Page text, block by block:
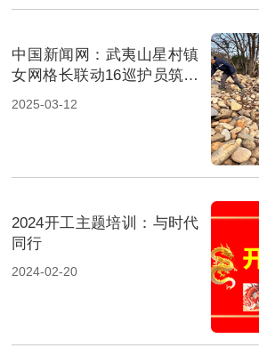
中国新闻网：武夷山星村镇
女网格长联动16巡护员筑牢
山水土地“防护网”
2025-03-12
2024开工主题培训：与时代
同行
2024-02-20